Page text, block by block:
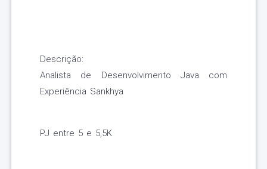
Descrição:
Analista de Desenvolvimento Java com
Experiência Sankhya
PJ entre 5 e 5,5K